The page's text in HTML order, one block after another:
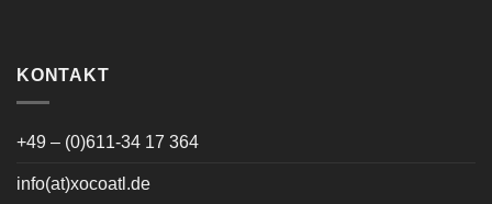
KONTAKT
+49 – (0)611-34 17 364
info(at)xocoatl.de